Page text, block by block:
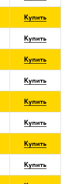
Купить
Купить
Купить
Купить
Купить
Купить
Купить
Купить